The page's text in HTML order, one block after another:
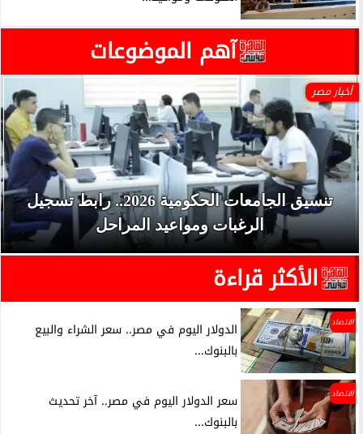
آهم الموضوعات
أخبار مصر
تنسيق الجامعات الحكومية 2026.. رابط تسجيل
الرغبات ومواعيد المراحل
الأكثر قراءة
اقتصاد
الدولار اليوم في مصر.. سعر الشراء والبيع
بالبنوك...
اقتصاد
سعر الدولار اليوم في مصر.. آخر تحديث
بالبنوك...